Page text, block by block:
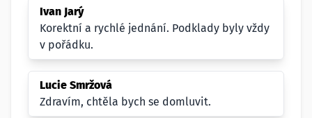
Ivan Jarý
Korektní a rychlé jednání. Podklady byly vždy
v pořádku.
Lucie Smržová
Zdravím, chtěla bych se domluvit.